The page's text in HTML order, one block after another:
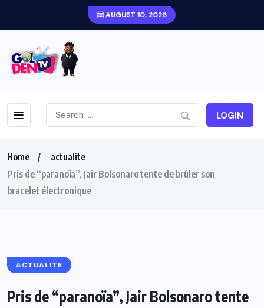
AUGUST 10, 2026
LOGIN
Home
actualite
Pris de “paranoïa”, Jair Bolsonaro tente de brûler son
bracelet électronique
ACTUALITE
Pris de “paranoïa”, Jair Bolsonaro tente